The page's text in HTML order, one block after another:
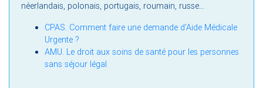
néerlandais, polonais, portugais, roumain, russe...
CPAS. Comment faire une demande d’Aide Médicale
Urgente ?
AMU. Le droit aux soins de santé pour les personnes
sans séjour légal